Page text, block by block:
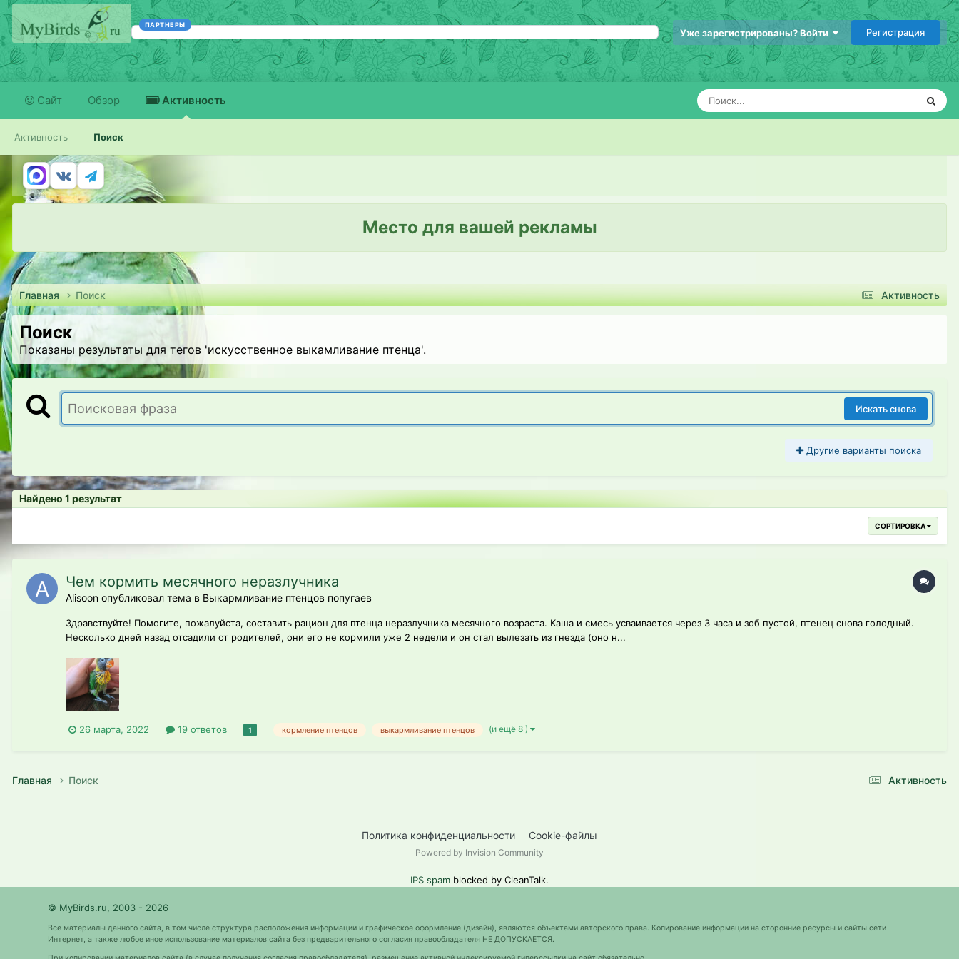
ПАРТНЕРЫ
Уже зарегистрированы? Войти Регистрация
Сайт Обзор Активность
Активность Поиск
Место для вашей рекламы
Активность
Главная Поиск
Поиск
Показаны результаты для тегов 'искусственное выкамливание птенца'.
Искать снова
Другие варианты поиска
Найдено 1 результат
СОРТИРОВКА
Чем кормить месячного неразлучника
Alisoon опубликовал тема в Выкармливание птенцов попугаев
Здравствуйте! Помогите, пожалуйста, составить рацион для птенца неразлучника месячного возраста. Каша и смесь усваивается через 3 часа и зоб пустой, птенец снова голодный.
Несколько дней назад отсадили от родителей, они его не кормили уже 2 недели и он стал вылезать из гнезда (оно н...
26 марта, 2022 19 ответов 1 кормление птенцов выкармливание птенцов (и ещё 8 )
Активность
Главная Поиск
Политика конфиденциальности Cookie-файлы
Powered by Invision Community
IPS spam blocked by CleanTalk.
© MyBirds.ru, 2003 - 2026
Все материалы данного сайта, в том числе структура расположения информации и графическое оформление (дизайн), являются объектами авторского права. Копирование информации на сторонние ресурсы и сайты сети
Интернет, а также любое иное использование материалов сайта без предварительного согласия правообладателя НЕ ДОПУСКАЕТСЯ.